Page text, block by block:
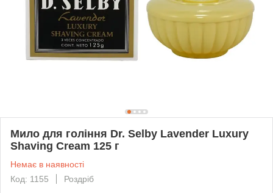
Мило для гоління Dr. Selby Lavender Luxury
Shaving Cream 125 г
Немає в наявності
Код: 1155
Роздріб